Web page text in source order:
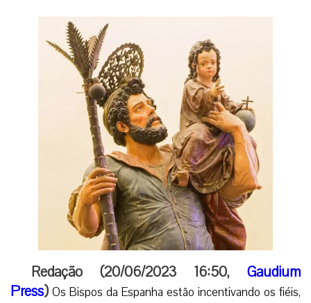
Redação (20/06/2023 16:50, Gaudium
Press) Os Bispos da Espanha estão incentivando os fiéis,